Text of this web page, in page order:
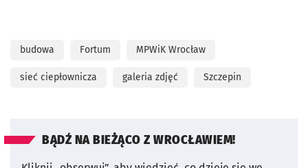
budowa Fortum MPWiK Wrocław
sieć ciepłownicza galeria zdjęć Szczepin
BĄDŹ NA BIEŻĄCO Z WROCŁAWIEM!